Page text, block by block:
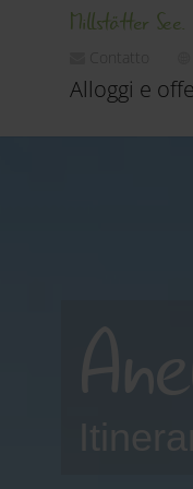
Millstätter
Alloggi e